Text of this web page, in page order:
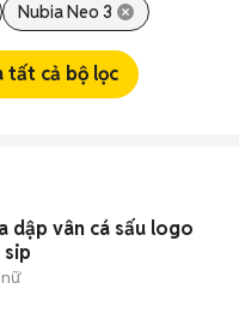
Nubia Neo 3
tất cả bộ lọc
dập vân cá sấu logo
sip